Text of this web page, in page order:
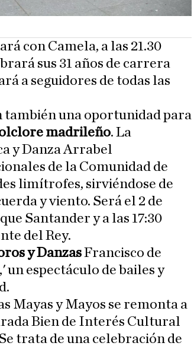
con Camela, a las 21.30
sus 31 años de carrera
a seguidores de todas las
también una oportunidad para
madrileño. La
y Danza Arrabel
de la Comunidad de
limítrofes, sirviéndose de
y viento. Será el 2 de
Santander y a las 17:30
del Rey.
y DanzasFrancisco de
espectáculo de bailes y
Mayas y Mayos se remonta a
Bien de Interés Cultural
trata de una celebración de